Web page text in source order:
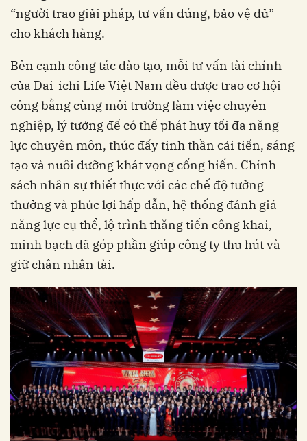
“người trao giải pháp, tư vấn đúng, bảo vệ đủ”
cho khách hàng.
Bên cạnh công tác đào tạo, mỗi tư vấn tài chính
của Dai-ichi Life Việt Nam đều được trao cơ hội
công bằng cùng môi trường làm việc chuyên
nghiệp, lý tưởng để có thể phát huy tối đa năng
lực chuyên môn, thúc đẩy tinh thần cải tiến, sáng
tạo và nuôi dưỡng khát vọng cống hiến. Chính
sách nhân sự thiết thực với các chế độ tưởng
thưởng và phúc lợi hấp dẫn, hệ thống đánh giá
năng lực cụ thể, lộ trình thăng tiến công khai,
minh bạch đã góp phần giúp công ty thu hút và
giữ chân nhân tài.